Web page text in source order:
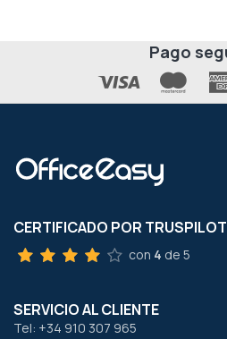
Pago
CERTIFICADO POR TRUSPILOT
con 4 de 5
SERVICIO AL CLIENTE
Tel: +34 910 307 965